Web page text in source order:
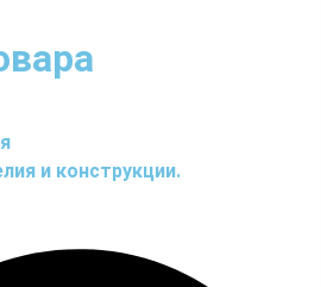
и конструкции.